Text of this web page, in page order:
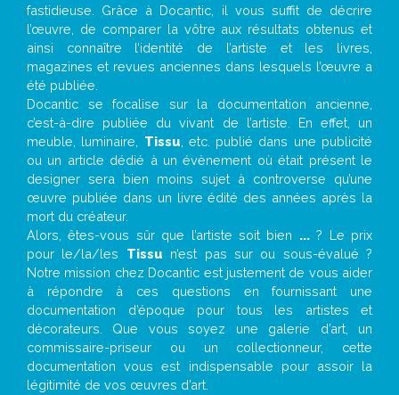
fastidieuse. Grâce à Docantic, il vous suffit de décrire
l’œuvre, de comparer la vôtre aux résultats obtenus et
ainsi connaître l’identité de l’artiste et les livres,
magazines et revues anciennes dans lesquels l’œuvre a
été publiée.
Docantic se focalise sur la documentation ancienne,
c’est-à-dire publiée du vivant de l’artiste. En effet, un
meuble, luminaire, Tissu , etc. publié dans une publicité
ou un article dédié à un évènement où était présent le
designer sera bien moins sujet à controverse qu’une
œuvre publiée dans un livre édité des années après la
mort du créateur.
Alors, êtes-vous sûr que l’artiste soit bien ...? Le prix
pour le/la/les Tissu n’est pas sur ou sous-évalué ?
Notre mission chez Docantic est justement de vous aider
à répondre à ces questions en fournissant une
documentation d’époque pour tous les artistes et
décorateurs. Que vous soyez une galerie d’art, un
commissaire-priseur ou un collectionneur, cette
documentation vous est indispensable pour assoir la
légitimité de vos œuvres d’art.